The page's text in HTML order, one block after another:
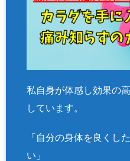
on
私自身が体感し効果の
しています。
「自分の身体を良くし
い」